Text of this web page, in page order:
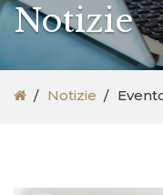
Notizie
Notizie